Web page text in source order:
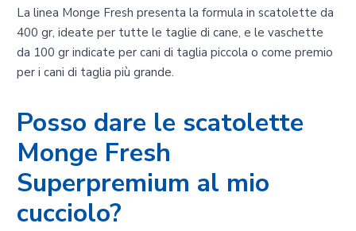
La linea Monge Fresh presenta la formula in scatolette da
400 gr, ideate per tutte le taglie di cane, e le vaschette
da 100 gr indicate per cani di taglia piccola o come premio
per i cani di taglia più grande.
Posso dare le scatolette
Monge Fresh
Superpremium al mio
cucciolo?